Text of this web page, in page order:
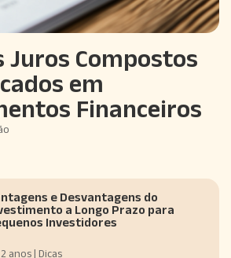
Juros Compostos
em
Financeiros
e Desvantagens do
a Longo Prazo para
Investidores
2 anos | Dicas